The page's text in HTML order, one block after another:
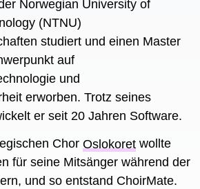
Norwegian University of
(NTNU)
studiert und einen Master
auf
und
erworben. Trotz seines
er seit 20 Jahren Software.
Chor Oslokoretwollte
für seine Mitsänger während der
und so entstand ChoirMate.